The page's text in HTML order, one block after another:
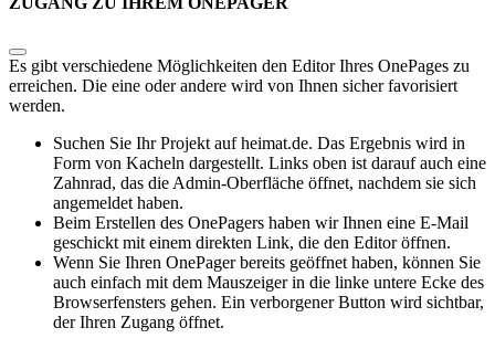
Es gibt verschiedene Möglichkeiten den Editor Ihres OnePages zu
erreichen. Die eine oder andere wird von Ihnen sicher favorisiert
werden.
Suchen Sie Ihr Projekt auf heimat.de. Das Ergebnis wird in
Form von Kacheln dargestellt. Links oben ist darauf auch eine
Zahnrad, das die Admin-Oberfläche öffnet, nachdem sie sich
angemeldet haben.
Beim Erstellen des OnePagers haben wir Ihnen eine E-Mail
geschickt mit einem direkten Link, die den Editor öffnen.
Wenn Sie Ihren OnePager bereits geöffnet haben, können Sie
auch einfach mit dem Mauszeiger in die linke untere Ecke des
Browserfensters gehen. Ein verborgener Button wird sichtbar,
der Ihren Zugang öffnet.